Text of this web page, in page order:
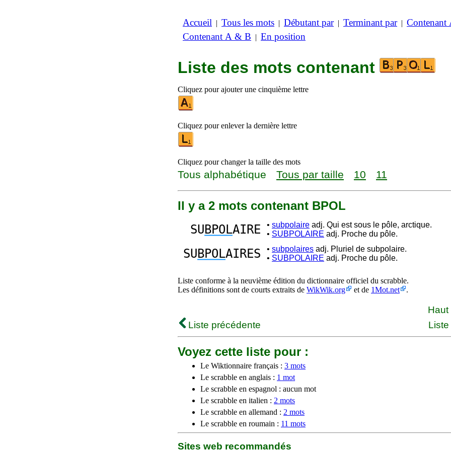
Accueil | Tous les mots | Débutant par| Terminant par| Contenant
Contenant A & B | En position
Liste des mots contenant
Cliquez pour ajouter une cinquième lettre
Cliquez pour enlever la dernière lettre
Cliquez pour changer la taille des mots
Tous alphabétique Tous par taille 10 11
Il y a 2 mots contenant BPOL
SUBPOLAIRE • subpolaire adj. Qui est sous le pôle, arctique.
• SUBPOLAIRE adj. Proche du pôle.
SUBPOLAIRES • subpolaires adj. Pluriel de subpolaire.
• SUBPOLAIRE adj. Proche du pôle.
Liste conforme à la neuvième édition du dictionnaire officiel du scrabble.
Les définitions sont de courts extraits de WikWik.org et de 1Mot.net .
Liste précédente
Voyez cette liste pour :
Le Wiktionnaire français : 3 mots
Le scrabble en anglais : 1 mot
Le scrabble en espagnol : aucun mot
Le scrabble en italien : 2 mots
Le scrabble en allemand : 2 mots
Le scrabble en roumain : 11 mots
Sites web recommandés